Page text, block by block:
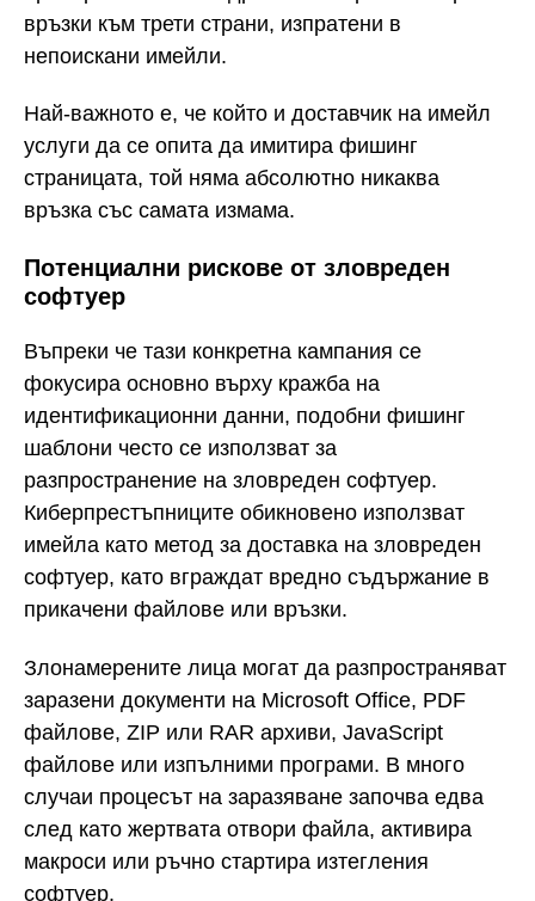
връзки към трети страни, изпратени в
непоискани имейли.
Най-важното е, че който и доставчик на имейл
услуги да се опита да имитира фишинг
страницата, той няма абсолютно никаква
връзка със самата измама.
Потенциални рискове от зловреден
софтуер
Въпреки че тази конкретна кампания се
фокусира основно върху кражба на
идентификационни данни, подобни фишинг
шаблони често се използват за
разпространение на зловреден софтуер.
Киберпрестъпниците обикновено използват
имейла като метод за доставка на зловреден
софтуер, като вграждат вредно съдържание в
прикачени файлове или връзки.
Злонамерените лица могат да разпространяват
заразени документи на Microsoft Office, PDF
файлове, ZIP или RAR архиви, JavaScript
файлове или изпълними програми. В много
случаи процесът на заразяване започва едва
след като жертвата отвори файла, активира
макроси или ръчно стартира изтегления
софтуер.